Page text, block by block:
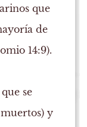
que
de
14:9).
se
y